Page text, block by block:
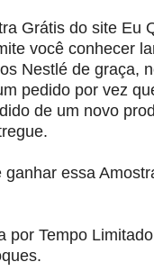
Grátis do site Eu
você conhecer
Nestlé de graça,
pedido por vez
de um novo
ganhar essa
por Tempo